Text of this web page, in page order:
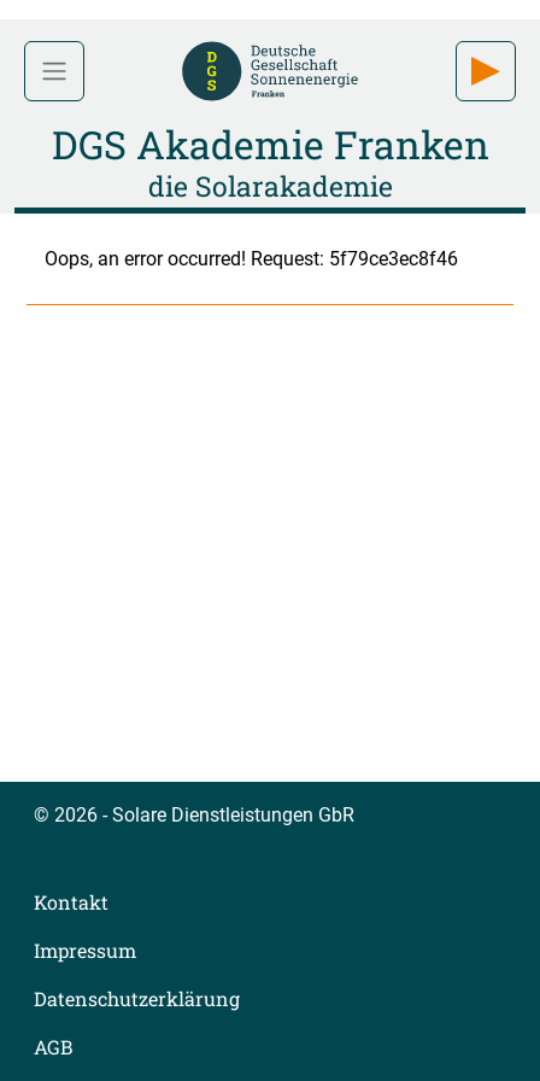
DGS Akademie Franken
die Solarakademie
Oops, an error occurred! Request: 5f79ce3ec8f46
© 2026 - Solare Dienstleistungen GbR
Kontakt
Impressum
Datenschutzerklärung
AGB